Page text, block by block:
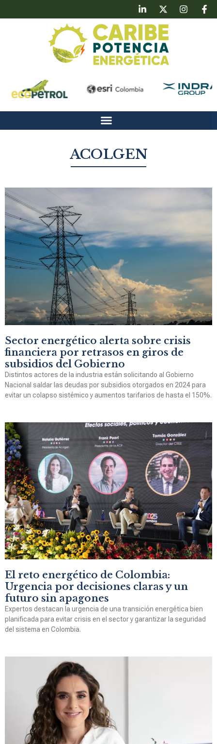
ACOLGEN
Sector energético alerta sobre crisis
financiera por retrasos en giros de
subsidios del Gobierno
Distintos actores de la industria están solicitando al Gobierno
Nacional saldar las deudas por subsidios otorgados en 2024 para
evitar un colapso sistémico y aumentos tarifarios de hasta el 150%.
El reto energético de Colombia:
Urgencia por decisiones claras y un
futuro sin apagones
Expertos destacan la urgencia de una transición energética bien
planificada para evitar crisis en el sector y garantizar la seguridad
del sistema en Colombia.